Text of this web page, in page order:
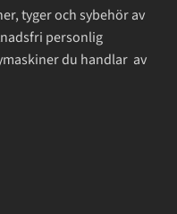
tyger och sybehör av
personlig
du handlar av